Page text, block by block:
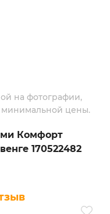
на фотографии,
минимальной цены.
Комфорт
170522482